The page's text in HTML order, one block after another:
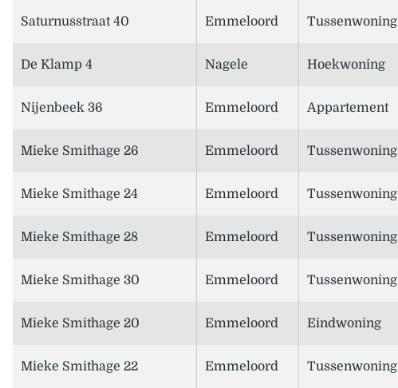
Saturnusstraat 40 Emmeloord Tussenwoning
De Klamp 4 Nagele Hoekwoning
Nijenbeek 36 Emmeloord Appartement
Mieke Smithage 26 Emmeloord Tussenwoning
Mieke Smithage 24 Emmeloord Tussenwoning
Mieke Smithage 28 Emmeloord Tussenwoning
Mieke Smithage 30 Emmeloord Tussenwoning
Mieke Smithage 20 Emmeloord Eindwoning
Mieke Smithage 22 Emmeloord Tussenwoning